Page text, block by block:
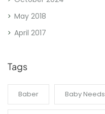
May 2018
April 2017
Tags
Baber Baby Needs